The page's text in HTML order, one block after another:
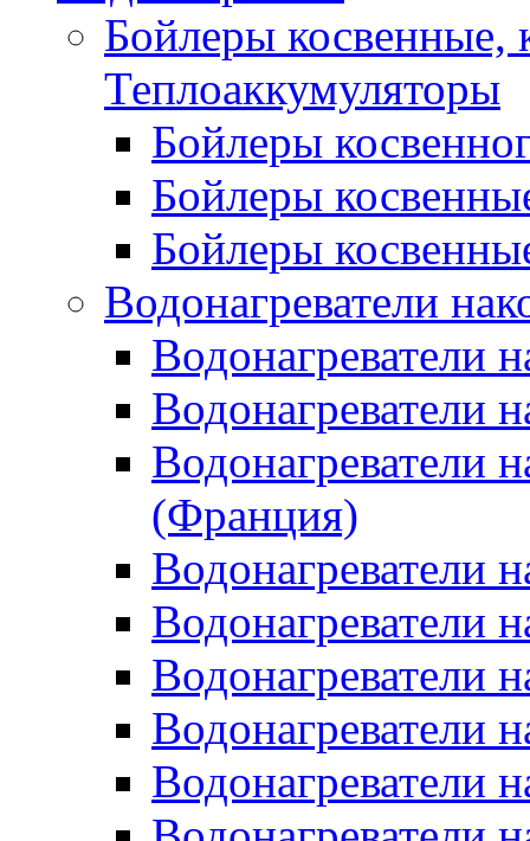
Бойлеры косвенные,
Теплоаккумуляторы
Бойлеры
Бойлеры
Бойлеры
Водонагреватели
Водонагреватели
Водонагреватели
Водонагреватели
(Франция)
Водонагреватели
Водонагреватели
Водонагреватели
Водонагреватели
Водонагреватели